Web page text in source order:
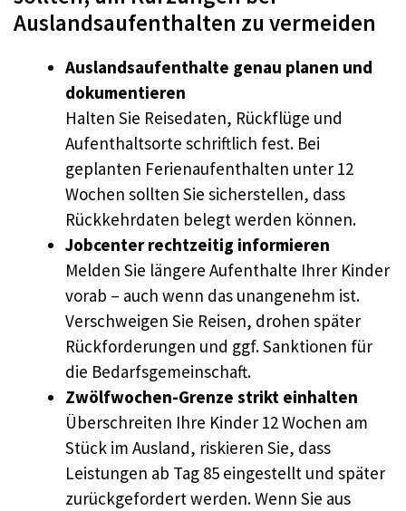
Auslandsaufenthalten zu vermeiden
Auslandsaufenthalte genau planen und
dokumentieren
Halten Sie Reisedaten, Rückflüge und
Aufenthaltsorte schriftlich fest. Bei
geplanten Ferienaufenthalten unter 12
Wochen sollten Sie sicherstellen, dass
Rückkehrdaten belegt werden können.
Jobcenter rechtzeitig informieren
Melden Sie längere Aufenthalte Ihrer Kinder
vorab – auch wenn das unangenehm ist.
Verschweigen Sie Reisen, drohen später
Rückforderungen und ggf. Sanktionen für
die Bedarfsgemeinschaft.
Zwölfwochen-Grenze strikt einhalten
Überschreiten Ihre Kinder 12 Wochen am
Stück im Ausland, riskieren Sie, dass
Leistungen ab Tag 85 eingestellt und später
zurückgefordert werden. Wenn Sie aus